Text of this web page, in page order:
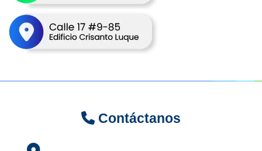
Contáctanos